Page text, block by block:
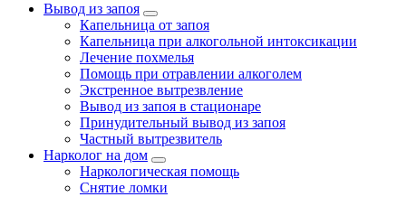
Вывод из запоя
Капельница от запоя
Капельница при алкогольной интоксикации
Лечение похмелья
Помощь при отравлении алкоголем
Экстренное вытрезвление
Вывод из запоя в стационаре
Принудительный вывод из запоя
Частный вытрезвитель
Нарколог на дом
Наркологическая помощь
Снятие ломки